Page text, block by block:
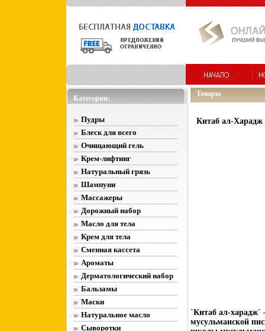
Категории:
Пудры
Блеск для всего
Очищающий гель
Крем-лифтинг
Натуральный грязь
Шампуни
Массажеры
Дорожный набор
Масло для тела
Крем для тела
Сменная кассета
Ароматы
Дерматологический набор
Бальзамы
Маски
Натуральное масло
Сыворотки
Товары
Китаб ал-Харадж
`Китаб ал-харадж`
мусульманской